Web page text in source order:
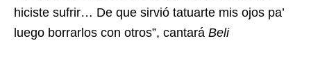
hiciste sufrir… De que sirvió tatuarte mis ojos pa’
luego borrarlos con otros”, cantará Beli